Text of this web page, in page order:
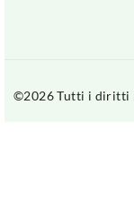
©2026 Tutti i diritti